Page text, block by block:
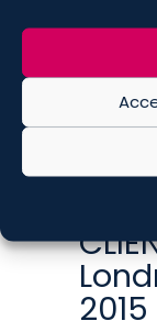
THE
6 MARZO
2015